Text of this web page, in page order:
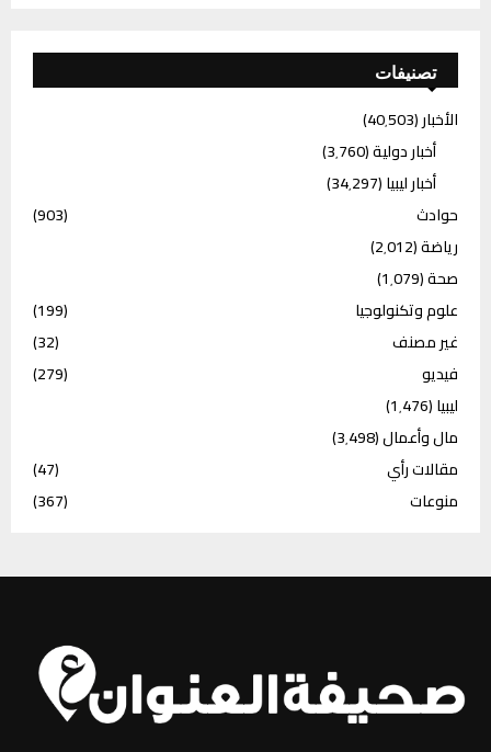
تصنيفات
الأخبار(40٬503)
أخبار دولية(3٬760)
أخبار ليبيا(34٬297)
حوادث
(903)
رياضة(2٬012)
صحة(1٬079)
علوم وتكنولوجيا
(199)
غير مصنف
(32)
فيديو
(279)
ليبيا(1٬476)
مال وأعمال(3٬498)
مقالات رأي
(47)
منوعات
(367)